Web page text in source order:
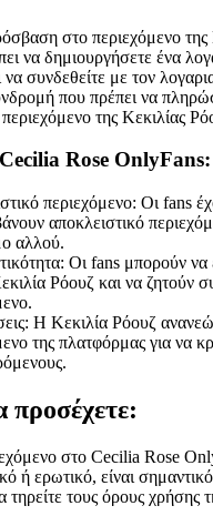
στο περιεχόμενο
να δημιουργήσετε ένα
συνδεθείτε με τον
που πρέπει να
της Κεκιλίας
Rose OnlyFans:
περιεχόμενο: Οι fans
αποκλειστικό
αλλού.
Οι fans μπορούν να
Ρόουζ και να ζητούν
Η Κεκιλία Ρόουζ
της πλατφόρμας για να
προσέχετε:
στο Cecilia Rose
ή ερωτικό, είναι
τηρείτε τους όρους χρήσης